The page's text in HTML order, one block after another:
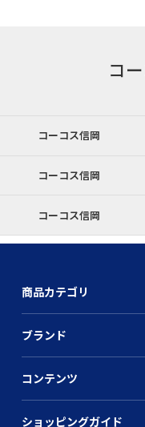
コ
コーコス信岡
コーコス信岡
コーコス信岡
商品カテゴリ
ブランド
コンテンツ
ショッピングガイド